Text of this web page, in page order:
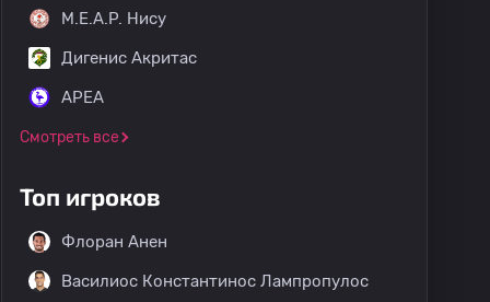
M.E.A.P. Нису
Дигенис Акритас
APEA
Смотреть все
Топ игроков
Флоран Анен
Василиос Константинос Лампропулос